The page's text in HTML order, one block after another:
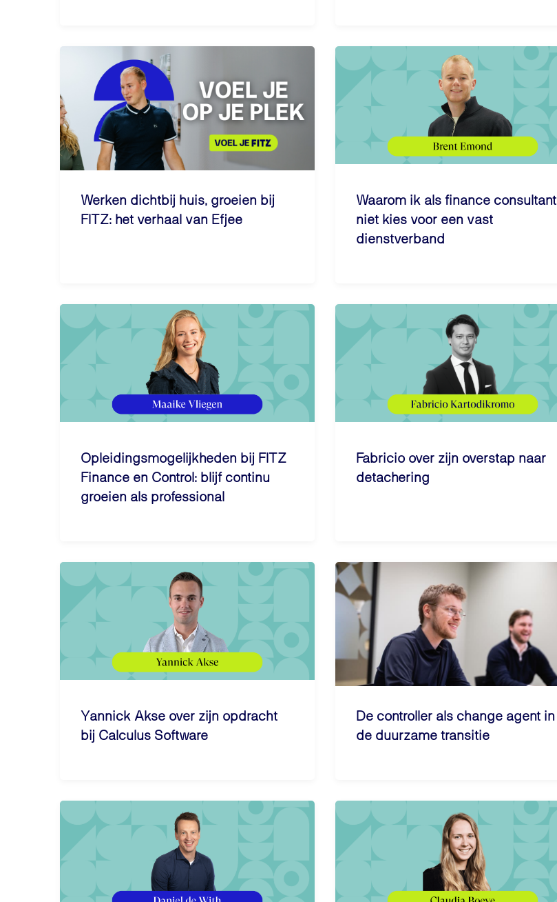
Werken dichtbij huis, groeien bij
FITZ: het verhaal van Efjee
Waarom ik als finance consultant
niet kies voor een vast
dienstverband
Opleidingsmogelijkheden bij FITZ
Finance en Control: blijf continu
groeien als professional
Fabricio over zijn overstap naar
detachering
Yannick Akse over zijn opdracht
bij Calculus Software
De controller als change agent in
de duurzame transitie